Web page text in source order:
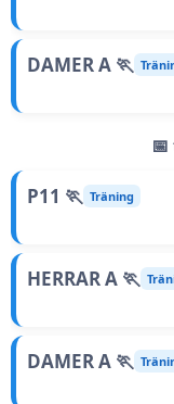
DAMER A 🏃
P11 🏃 Träning
HERRAR A 🏃
DAMER A 🏃